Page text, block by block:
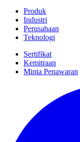
Produk
Industri
Perusahaan
Teknologi
Sertifikat
Kemitraan
Minta Penawaran